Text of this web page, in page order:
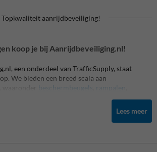
Topkwaliteit aanrijdbeveiliging!
koop je bij Aanrijdbeveiliging.nl!
een onderdeel van TrafficSupply, staat
We bieden een breed scala aan
waaronder beschermbeugels rampalen
ontworpen om jouw binnen- of buitenterrein
houden. Onze producten zijn gemaakt van
Lees meer